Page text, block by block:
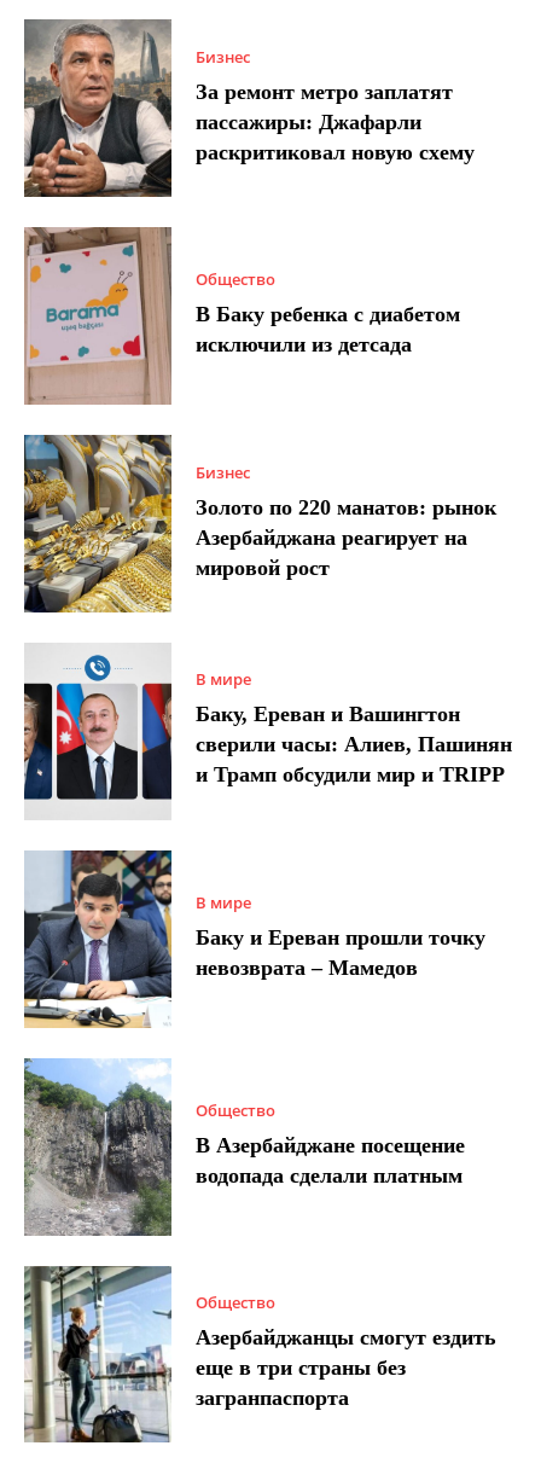
Бизнес
За ремонт метро заплатят
пассажиры: Джафарли
раскритиковал новую схему
Общество
В Баку ребенка с диабетом
исключили из детсада
Бизнес
Золото по 220 манатов: рынок
Азербайджана реагирует на
мировой рост
В мире
Баку, Ереван и Вашингтон
сверили часы: Алиев, Пашинян
и Трамп обсудили мир и TRIPP
В мире
Баку и Ереван прошли точку
невозврата – Мамедов
Общество
В Азербайджане посещение
водопада сделали платным
Общество
Азербайджанцы смогут ездить
еще в три страны без
загранпаспорта